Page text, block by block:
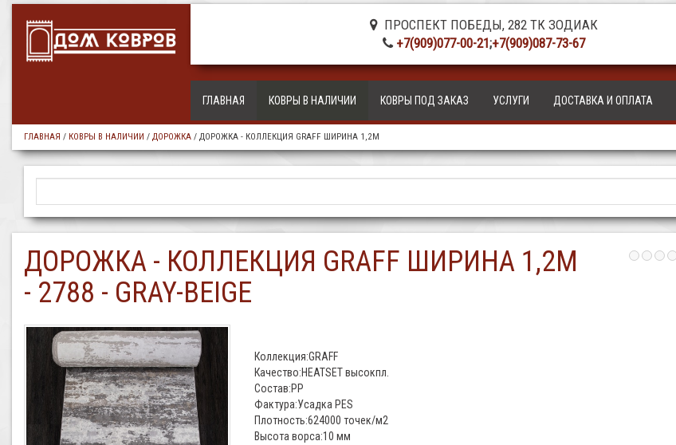
ПРОСПЕКТ ПОБЕДЫ, 282 ТК ЗОДИАК
+7(909)077-00-21;+7(909)087-73-67
ГЛАВНАЯ КОВРЫ В НАЛИЧИИ КОВРЫ ПОД ЗАКАЗ УСЛУГИ ДОСТАВКА И ОПЛАТА
ГЛАВНАЯ / КОВРЫ В НАЛИЧИИ / ДОРОЖКА / ДОРОЖКА - КОЛЛЕКЦИЯ GRAFF ШИРИНА 1,2М
ДОРОЖКА - КОЛЛЕКЦИЯ GRAFF ШИРИНА 1,2М
- 2788 - GRAY-BEIGE
Коллекция:GRAFF
Качество:HEATSET высокпл.
Состав:PP
Фактура:Усадка PES
Плотность:624000 точек/м2
Высота ворса:10 мм